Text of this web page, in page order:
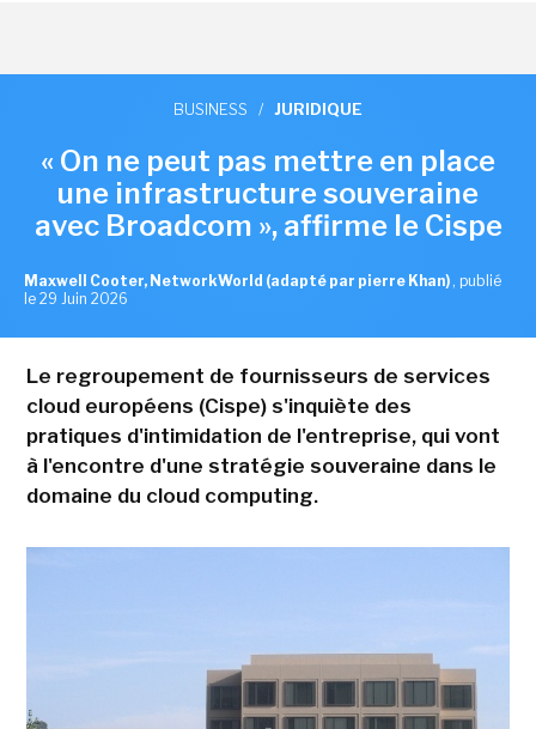
BUSINESS / JURIDIQUE
« On ne peut pas mettre en place
une infrastructure souveraine
avec Broadcom », affirme le Cispe
Maxwell Cooter, NetworkWorld (adapté par pierre Khan) , publié
le 29 Juin 2026
Le regroupement de fournisseurs de services
cloud européens (Cispe) s'inquiète des
pratiques d'intimidation de l'entreprise, qui vont
à l'encontre d'une stratégie souveraine dans le
domaine du cloud computing.